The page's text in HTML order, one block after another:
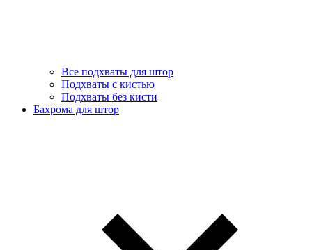
Все подхваты для штор
Подхваты с кистью
Подхваты без кисти
Бахрома для штор